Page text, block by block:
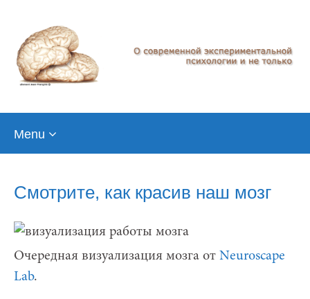
Menu
Смотрите, как красив наш мозг
Очередная визуализация мозга от Neuroscape
Lab.